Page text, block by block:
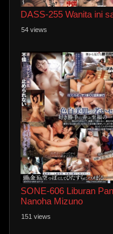
DASS-255 Wanita ini
54 views
SONE-606 Liburan
Nanoha Mizuno
151 views